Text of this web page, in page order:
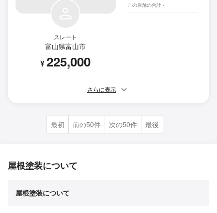
スレート
富山県富山市
¥225,000
この店舗の合計 -
さらに表示
最初 前の50件 次の50件 最後
屋根塗装について
屋根塗装について